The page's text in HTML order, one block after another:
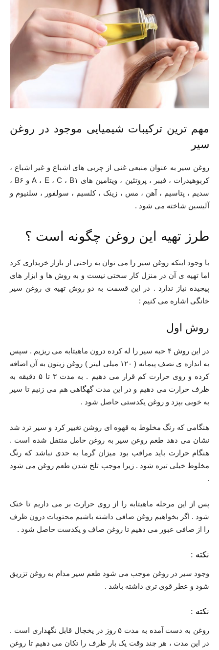
مهم ترین ترکیبات شیمیایی موجود در روغن
سیر
روغن سیر به عنوان منبعی غنی از چربی های اشباع و غیر اشباع ،
کربوهیدرات ، فیبر ، پروتئین ، ویتامین های A ، E ، C ، B۱ و B۶ ،
سدیم ، پتاسیم ، آهن ، مس ، زینک ، کلسیم ، سولفور ، سلنیوم و
آلیسین شاخته می شود .
طرز تهیه این روغن چگونه است ؟
با وجود اینکه روغن سیر را می توان به راحتی از بازار خریداری کرد
اما تهیه ی آن در منزل کار سختی نیست و به روش ها و ابزار های
پیچیده نیاز ندارد . در این قسمت به دو روش تهیه ی روغن سیر
خانگی اشاره می کنیم :
روش اول
در این روش ۴ حبه سیر را له کرده درون ماهیتابه می ریزیم . سپس
به اندازه ی نصف پیمانه ( ۱۲۰ میلی لیتر ) روغن زیتون به آن اضافه
کرده و روی حرارت کم قرار می دهیم . به مدت ۳ تا ۵ دقیقه به
ظرف حرارت می دهیم و در این مدت گهگاهی هم می زنیم تا سیر
به خوبی بپزد و روغن یکدستی حاصل شود .
هنگامی که رنگ مخلوط به قهوه ای روشن تغییر کرد و سیر ترد شد
نشان می دهد طعم روغن سیر به روغن حامل منتقل شده است .
هنگام حرارت باید مراقب بود میزان گرما به حدی نباشد که رنگ
مخلوط خیلی تیره شود . زیرا موجب تلخ شدن طعم روغن می شود
.
پس از این مرحله ماهیتابه را از روی حرارت بر می داریم تا خنک
شود . اگر بخواهیم روغن صافی داشته باشیم محتویات درون ظرف
را از صافی عبور می دهیم تا روغن صاف و یکدست حاصل شود .
نکته :
وجود سیر در روغن موجب می شود طعم سیر مدام به روغن تزریق
شود و عطر قوی تری داشته باشد .
نکته :
روغن به دست آمده به مدت ۵ روز در یخچال قابل نگهداری است .
در این مدت ، هر چند وقت یک بار ظرف را تکان می دهیم تا روغن